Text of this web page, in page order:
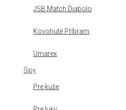
JSB Match Diabolo
Kovohutě Příbram
Umarex
Šipy
Pre kuše